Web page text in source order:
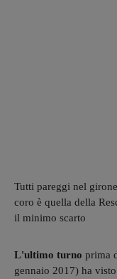
Tutti pareggi nel
coro è quella della
il minimo scarto
L'ultimo turno prima
gennaio 2017) ha